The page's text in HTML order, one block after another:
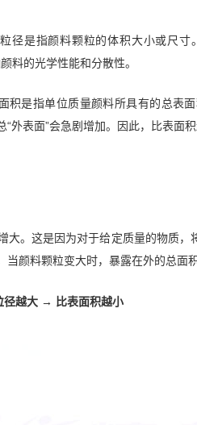
径是指颜料颗粒的体积大小或尺
料的光学性能和分散性。
积是指单位质量颜料所具有的总表
外表面”会急剧增加。因此，比表面
大。这是因为对于给定质量的物质
颜料颗粒变大时，暴露在外的总面
径越大 → 比表面积越小